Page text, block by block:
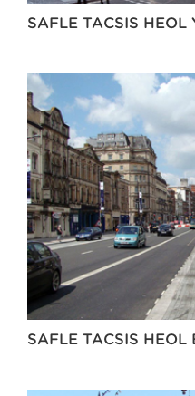
SAFLE TACSIS HEOL
SAFLE TACSIS HEOL